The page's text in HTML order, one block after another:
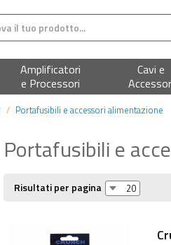
Amplificatori
e Processori
Cavi e
Portafusibili e accessori alimentazione
Portafusibili e
Risultati per pagina